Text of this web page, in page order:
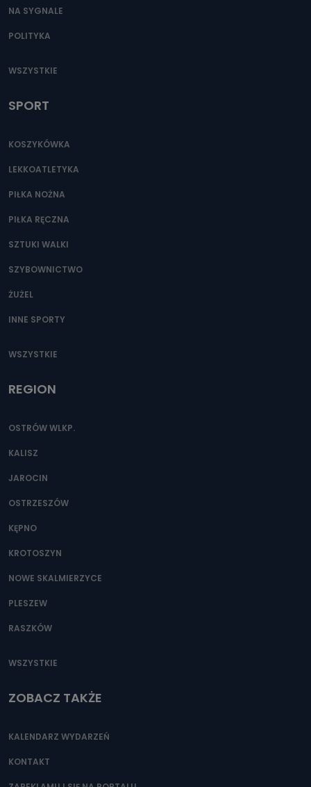
NA SYGNALE
POLITYKA
WSZYSTKIE
SPORT
KOSZYKÓWKA
LEKKOATLETYKA
PIŁKA NOŻNA
PIŁKA RĘCZNA
SZTUKI WALKI
SZYBOWNICTWO
ŻUŻEL
INNE SPORTY
WSZYSTKIE
REGION
OSTRÓW WLKP.
KALISZ
JAROCIN
OSTRZESZÓW
KĘPNO
KROTOSZYN
NOWE SKALMIERZYCE
PLESZEW
RASZKÓW
WSZYSTKIE
ZOBACZ TAKŻE
KALENDARZ WYDARZEŃ
KONTAKT